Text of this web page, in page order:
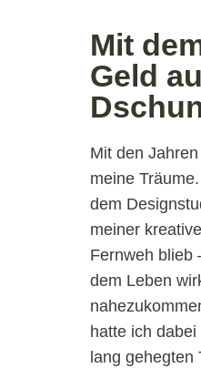
Mit
Geld
Mit den
meine
dem
meiner
Fernweh blieb
dem Leben
hatte ich
lang gehegten